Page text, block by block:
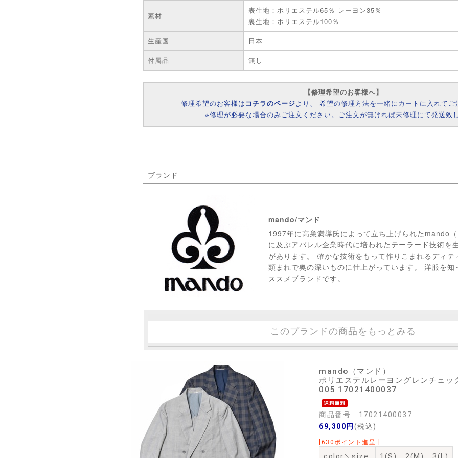
素材
表生地：ポリエステル65％ レーヨン35％
裏生地：ポリエステル100％
生産国
日本
付属品
無し
【修理希望のお客様へ】
修理希望のお客様は コチラのページより、 希望の修理方法を一緒にカートに入れてご
※修理が必要な場合のみご注文ください。ご注文が無ければ未修理にて発送致し
ブランド
mando/マンド
1997年に高巣満導氏によって立ち上げられたmando
に及ぶアパレル企業時代に培われたテーラード技術を
があります。 確かな技術をもって作りこまれるディテ
類まれで奥の深いものに仕上がっています。 洋服を知
ススメブランドです。
このブランドの商品をもっとみる
mando（マンド）
ポリエステルレーヨングレンチェ
005 17021400037
商品番号 17021400037
69,300円 (税込)
[630ポイント進呈 ]